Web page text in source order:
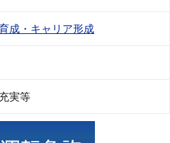
成・キャリア形成
実等